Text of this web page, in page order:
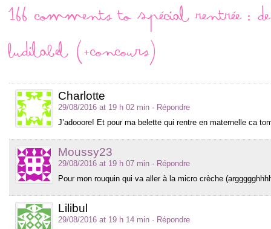
166 comments to Spécial rentrée : de
Ludilabel (+concours)
Charlotte
29/08/2016 at 19 h 02 min · Répondre
J’adooore! Et pour ma belette qui rentre en maternelle ca
Moussy23
29/08/2016 at 19 h 07 min · Répondre
Pour mon rouquin qui va aller à la micro crèche
Lilibul
29/08/2016 at 19 h 14 min · Répondre